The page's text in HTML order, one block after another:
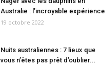
Australie : l’incroyable expérience
19 octobre 2022
Nuits australiennes : 7 lieux que
vous n’êtes pas prêt d’oublier...